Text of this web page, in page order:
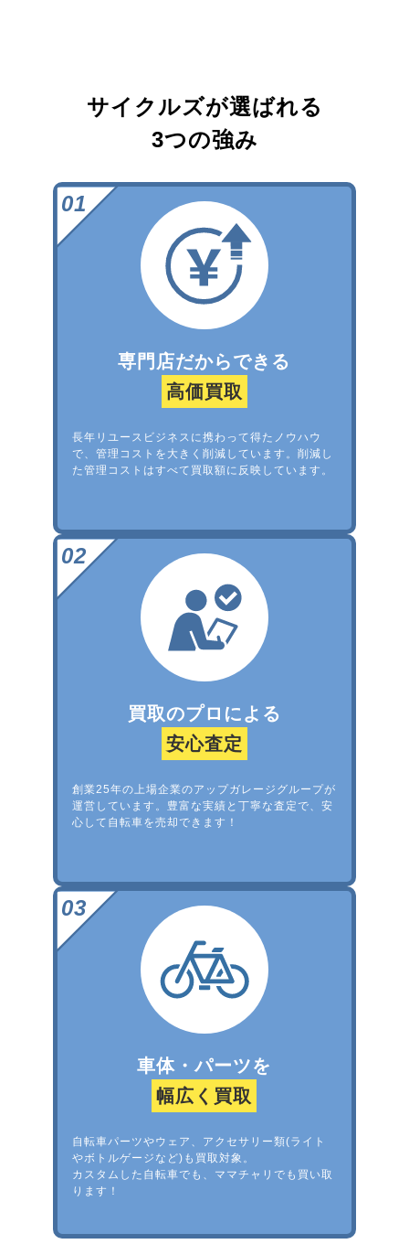
サイクルズが選ばれる
3つの強み
専門店だからできる
高価買取
長年リユースビジネスに携わって得たノウハウ
で、管理コストを大きく削減しています。削減し
た管理コストはすべて買取額に反映しています。
買取のプロによる
安心査定
創業25年の上場企業のアップガレージグループが
運営しています。豊富な実績と丁寧な査定で、安
心して自転車を売却できます！
車体・パーツを
幅広く買取
自転車パーツやウェア、アクセサリー類(ライト
やボトルゲージなど)も買取対象。
カスタムした自転車でも、ママチャリでも買い取
ります！